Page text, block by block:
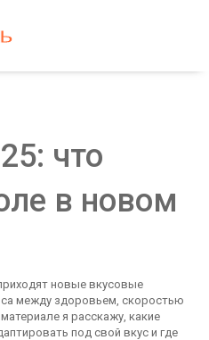
что
в новом
новые вкусовые
между здоровьем, скоростью
я расскажу, какие
под свой вкус и где